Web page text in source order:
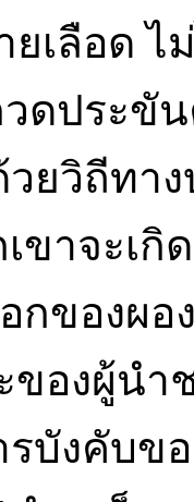
เลือด ไ
วดประขั
ยวิถีทา
ขาจะเ
กของผอ
องผู้นำ
รบังคับข